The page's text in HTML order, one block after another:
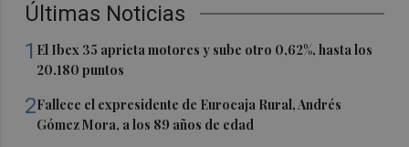
Últimas Noticias
1 El Ibex 35 aprieta motores y sube otro 0,62%, hasta los
20.180 puntos
2Fallece el expresidente de Eurocaja Rural, Andrés
Gómez Mora, a los 89 años de edad